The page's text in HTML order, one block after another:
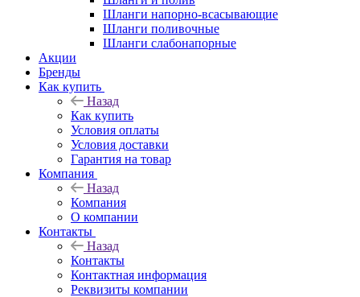
Шланги напорно-всасывающие
Шланги поливочные
Шланги слабонапорные
Акции
Бренды
Как купить
Назад
Как купить
Условия оплаты
Условия доставки
Гарантия на товар
Компания
Назад
Компания
О компании
Контакты
Назад
Контакты
Контактная информация
Реквизиты компании